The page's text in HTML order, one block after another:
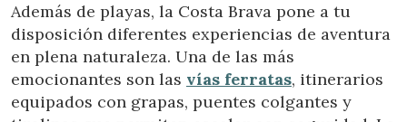
Además de playas, la Costa Brava pone a tu
disposición diferentes experiencias de aventura
en plena naturaleza. Una de las más
emocionantes son las vías ferratas, itinerarios
equipados con grapas, puentes colgantes y